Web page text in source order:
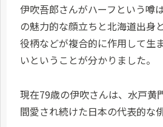
伊吹吾郎さんがハーフという噂
の魅力的な顔立ちと北海道出身
役柄などが複合的に作用して生
いということが分かりました。
現在79歳の伊吹さんは、水戸黄
間愛され続けた日本の代表的な